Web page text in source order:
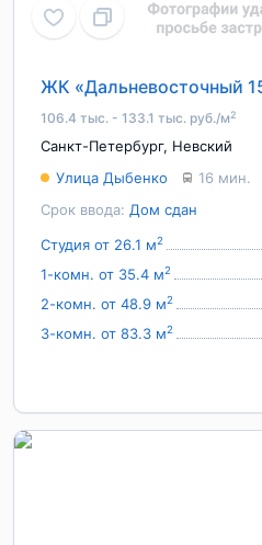
ЖК «Дальневосточный
106.4 тыс. - 133.1 тыс. руб./м2
Санкт-Петербург, Невский
Срок ввода: Дом сдан
Улица Дыбенко 16 мин.
Студия от 26.1 м2
1-комн. от 35.4 м2
2-комн. от 48.9 м2
3-комн. от 83.3 м2